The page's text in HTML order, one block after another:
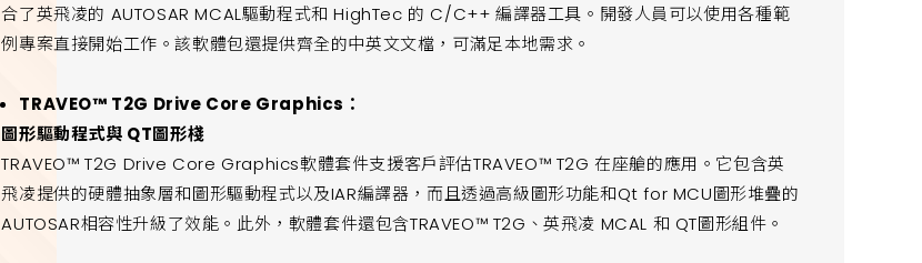
合了英飛凌的 AUTOSAR MCAL驅動程式和 HighTec 的 C/C++ 編譯器工具。開發人員可以使用各種範
例專案直接開始工作。該軟體包還提供齊全的中英文文檔，可滿足本地需求。
TRAVEO™ T2G Drive Core Graphics：
圖形驅動程式與 QT圖形棧
TRAVEO™ T2G Drive Core Graphics軟體套件支援客戶評估TRAVEO™ T2G 在座艙的應用。它包含英
飛凌提供的硬體抽象層和圖形驅動程式以及IAR編譯器，而且透過高級圖形功能和Qt for MCU圖形堆疊的
AUTOSAR相容性升級了效能。此外，軟體套件還包含TRAVEO™ T2G、英飛凌 MCAL 和 QT圖形組件。